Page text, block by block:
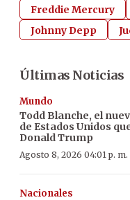
Freddie Mercury
Johnny Depp
Últimas Noticias
Mundo
Todd Blanche, el
de Estados Unidos
Donald Trump
Agosto 8, 2026 04:01 p. m.
Nacionales